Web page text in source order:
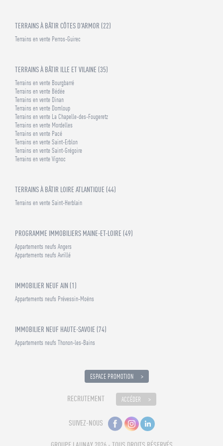
TERRAINS À BÂTIR CÔTES D'ARMOR (22)
Terrains en vente Perros-Guirec
TERRAINS À BÂTIR ILLE ET VILAINE (35)
Terrains en vente Bourgbarré
Terrains en vente Bédée
Terrains en vente Dinan
Terrains en vente Domloup
Terrains en vente La Chapelle-des-Fougeretz
Terrains en vente Mordelles
Terrains en vente Pacé
Terrains en vente Saint-Erblon
Terrains en vente Saint-Grégoire
Terrains en vente Vignoc
TERRAINS À BÂTIR LOIRE ATLANTIQUE (44)
Terrains en vente Saint-Herblain
PROGRAMME IMMOBILIERS MAINE-ET-LOIRE (49)
Appartements neufs Angers
Appartements neufs Avrillé
IMMOBILIER NEUF AIN (1)
Appartements neufs Prévessin-Moëns
IMMOBILIER NEUF HAUTE-SAVOIE (74)
Appartements neufs Thonon-les-Bains
ESPACE PROMOTION
RECRUTEMENT ACCÉDER
SUIVEZ-NOUS